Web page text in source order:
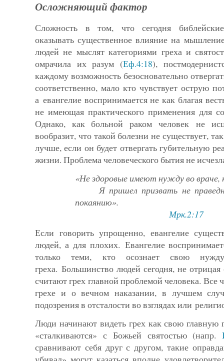
Осложняющий фактор
Сложность в том, что сегодня
оказывать сущест­венное влияние на
людей не мыслят категориями греха и
омрачила их разум (Еф.4:18),
каждому возможность безосновательно
соответственно, мало кто чувствует острую
а еван­гелие воспринимается не как благая
не имеющая практического применения для
Однако, как больной ра­ком человек не
вообразит, что такой болезни не существу­ет,
лучше, если он будет отвергать губительную
жизни. Проблема человеческого бытия не
«Не здоровые имеют нужду во враче,
Я пришел призвать не
покаянию».
Мрк.2:17
Если говорить упрощенно, евангелие
людей, а для плохих. Евангелие
только теми, кто осознает свою
греха. Большинство людей сегодня, не отрицая
считают грех главной проблемой человека. Все
грехе и о вечном наказании, в лучшем
подозрения в отсталости во взглядах или
Люди начинают видеть грех как свою главную
«сталкиваются» с Божьей святостью (напр.
сравнивают себя друг с другом, такие